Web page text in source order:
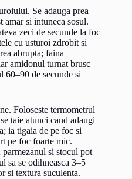
Se adauga prea
amar si intuneca sosul.
zeci de secunde la foc
cu usturoi zdrobit si
abrupta; faina
amidonul turnat brusc
60–90 de secunde si
Foloseste termometrul
taie atunci cand adaugi
ia tigaia de pe foc si
pe foc foarte mic.
si stocul pot
sa se odihneasca 3–5
si textura suculenta.